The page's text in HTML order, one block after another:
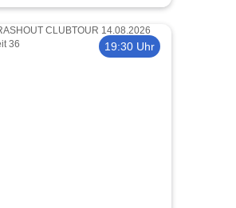
19:30 Uhr